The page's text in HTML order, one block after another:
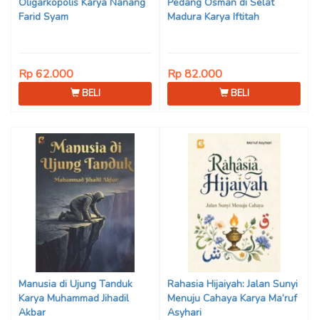
Farid Syam
Rp 62.000
BELI
Madura Karya Iftitah
Rp 82.000
BELI
Manusia di Ujung Tanduk
Karya Muhammad Jihadil
Akbar
Rahasia Hijaiyah: Jalan Sunyi
Menuju Cahaya Karya Ma’ruf
Asyhari